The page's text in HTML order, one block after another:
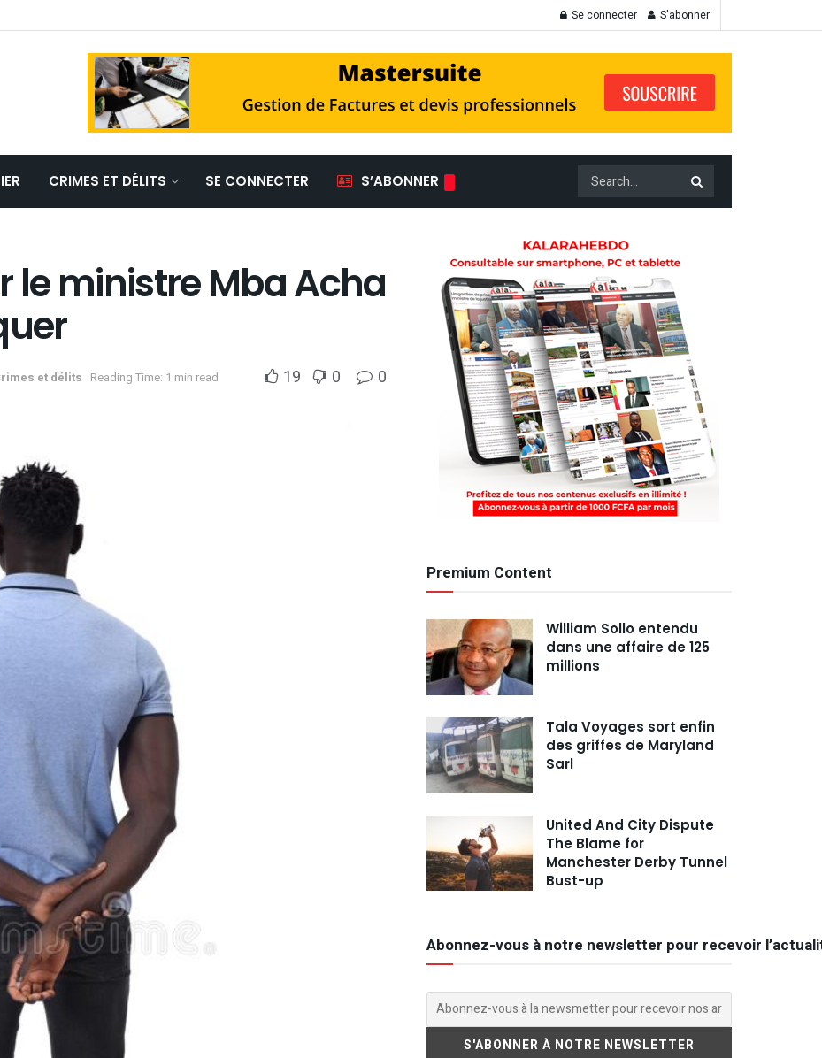
Se connecter S'abonner
CRIMES ET DÉLITS SE CONNECTER S’ABONNER
le ministre Mba Acha
et délits Reading Time: 1 min read 19 0 0
Premium Content
William Sollo entendu
dans une affaire de 125
millions
Tala Voyages sort enfin
des griffes de Maryland
Sarl
United And City Dispute
The Blame for
Manchester Derby Tunnel
Bust-up
Abonnez-vous à notre newsletter pour recevoir